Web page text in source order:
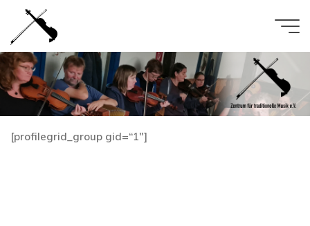
Inhalt
springen
[profilegrid_group gid=“1″]